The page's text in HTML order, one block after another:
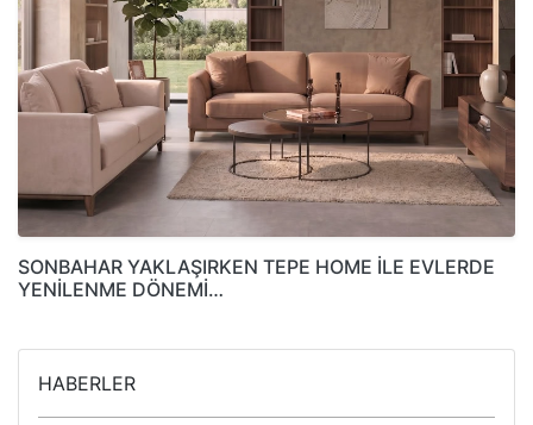
SONBAHAR YAKLAŞIRKEN TEPE HOME İLE EVLERDE
YENİLENME DÖNEMİ…
HABERLER